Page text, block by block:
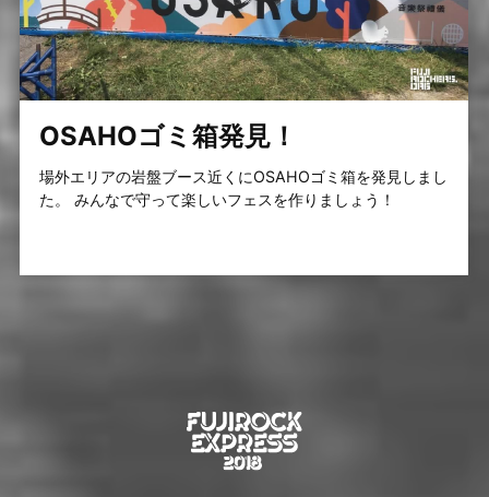
OSAHOゴミ箱発見！
場外エリアの岩盤ブース近くにOSAHOゴミ箱を発見しまし
た。 みんなで守って楽しいフェスを作りましょう！